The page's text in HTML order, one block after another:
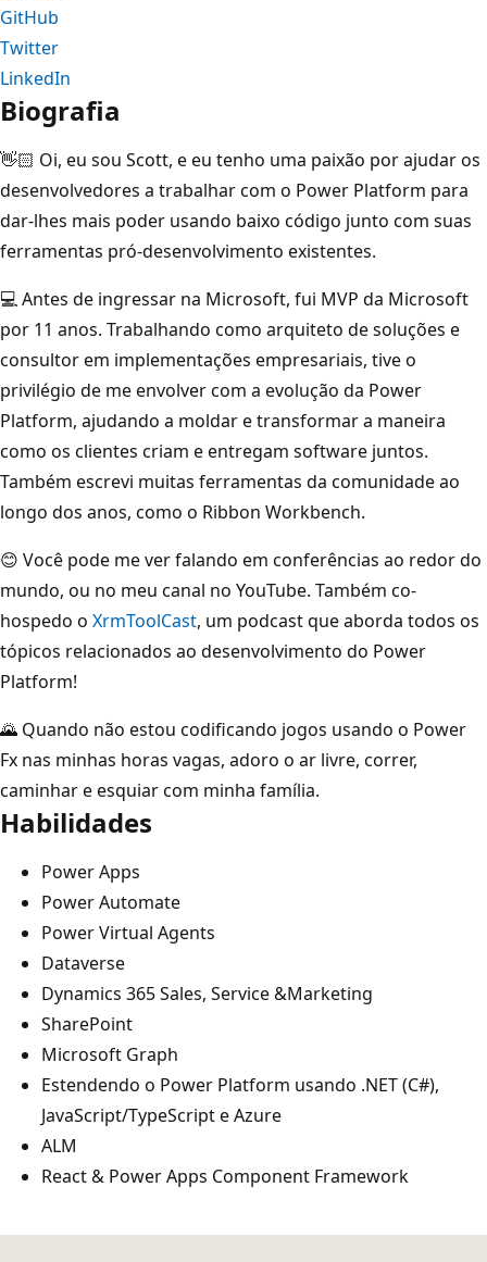
GitHub
Twitter
LinkedIn
Biografia
👋🏻 Oi, eu sou Scott, e eu tenho uma paixão por ajudar os
desenvolvedores a trabalhar com o Power Platform para
dar-lhes mais poder usando baixo código junto com suas
ferramentas pró-desenvolvimento existentes.
💻 Antes de ingressar na Microsoft, fui MVP da Microsoft
por 11 anos. Trabalhando como arquiteto de soluções e
consultor em implementações empresariais, tive o
privilégio de me envolver com a evolução da Power
Platform, ajudando a moldar e transformar a maneira
como os clientes criam e entregam software juntos.
Também escrevi muitas ferramentas da comunidade ao
longo dos anos, como o Ribbon Workbench.
😊 Você pode me ver falando em conferências ao redor do
mundo, ou no meu canal no YouTube. Também co-
hospedo o XrmToolCast, um podcast que aborda todos os
tópicos relacionados ao desenvolvimento do Power
Platform!
🌄 Quando não estou codificando jogos usando o Power
Fx nas minhas horas vagas, adoro o ar livre, correr,
caminhar e esquiar com minha família.
Habilidades
Power Apps
Power Automate
Power Virtual Agents
Dataverse
Dynamics 365 Sales, Service &Marketing
SharePoint
Microsoft Graph
Estendendo o Power Platform usando .NET (C#),
JavaScript/TypeScript e Azure
ALM
React & Power Apps Component Framework